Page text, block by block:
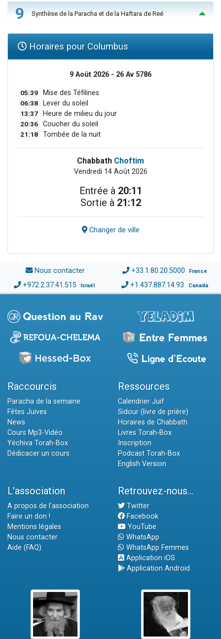
9 Synthèse de la Paracha et de la Haftara de Reé
Horaires pour Columbus
9 Août 2026 - 26 Av 5786
05:39 Mise des Téfilines
06:38 Lever du soleil
13:37 Heure de milieu du jour
20:36 Coucher du soleil
21:18 Tombée de la nuit
Chabbath Choftim
Vendredi 14 Août 2026
Entrée à 20:11
Sortie à 21:12
Changer de ville
Nous contacter +33.1.80.20.5000 France
+972.2.37.41.515 Israël +1.437.887.14.93 Canada
Raccourcis
Paracha de la semaine
Fêtes Juives
News
Cours Mp3-Vidéo
Yéchiva Torah-Box
Dédicacer un cours
Ressources
Calendrier Juif
Sidour (livre de prière)
Horaires de Chabbath
Livres Torah-Box
Inscription
Podcast Torah-Box
English Version
L'association
A propos de l'association
Faire un don !
Mentions légales
Nous contacter
Aide (FAQ)
Retrouvez-nous...
Twitter
Facebook
YouTube
WhatsApp
WhatsApp Femmes
Application iOS
Application Android